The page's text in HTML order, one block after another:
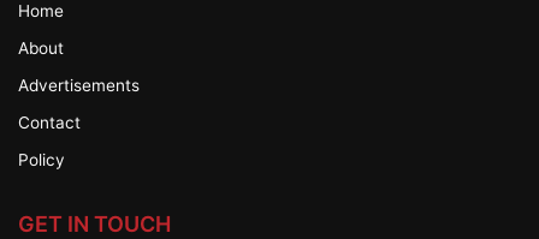
Home
About
Advertisements
Contact
Policy
GET IN TOUCH